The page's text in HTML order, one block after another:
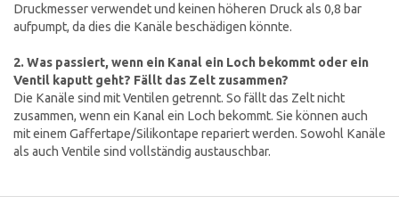
Druckmesser verwendet und keinen höheren Druck als 0,8 bar
aufpumpt, da dies die Kanäle beschädigen könnte.
2. Was passiert, wenn ein Kanal ein Loch bekommt oder ein
Ventil kaputt geht? Fällt das Zelt zusammen?
Die Kanäle sind mit Ventilen getrennt. So fällt das Zelt nicht
zusammen, wenn ein Kanal ein Loch bekommt. Sie können auch
mit einem Gaffertape/Silikontape repariert werden. Sowohl Kanäle
als auch Ventile sind vollständig austauschbar.